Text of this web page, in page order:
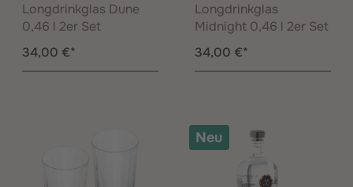
Longdrinkglas Dune
0,46 l 2er Set
34,00 €*
Longdrinkglas
Midnight 0,46 l 2er Set
34,00 €*
Neu